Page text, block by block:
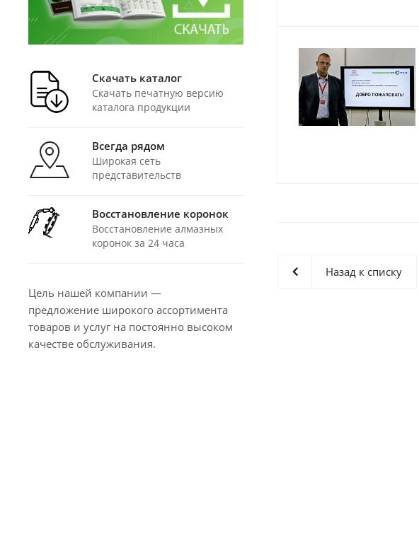
Назад к списку
Скачать каталог
Скачать печатную версию
каталога продукции
Всегда рядом
Широкая сеть
представительств
Восстановление коронок
Восстановление алмазных
коронок за 24 часа
Цель нашей компании —
предложение широкого ассортимента
товаров и услуг на постоянно высоком
качестве обслуживания.